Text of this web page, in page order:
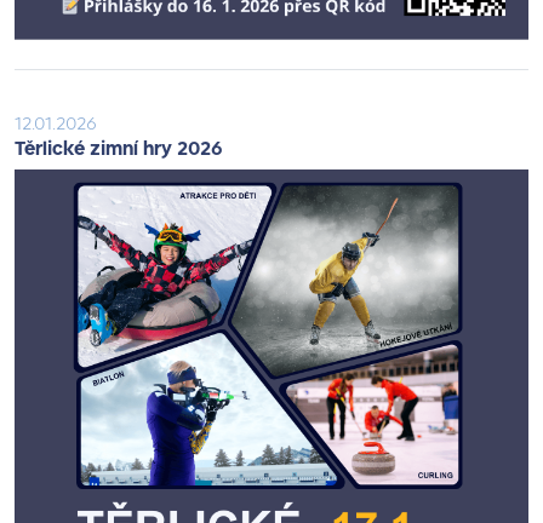
12.01.2026
Těrlické zimní hry 2026